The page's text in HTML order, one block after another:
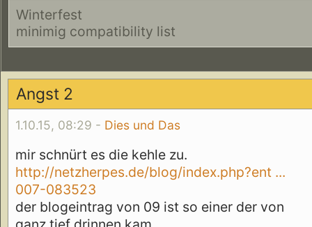
Winterfest
minimig compatibility list
Angst 2
1.10.15, 08:29 - Dies und Das
mir schnürt es die kehle zu.
http://netzherpes.de/blog/index.php?ent ...
007-083523
der blogeintrag von 09 ist so einer der von